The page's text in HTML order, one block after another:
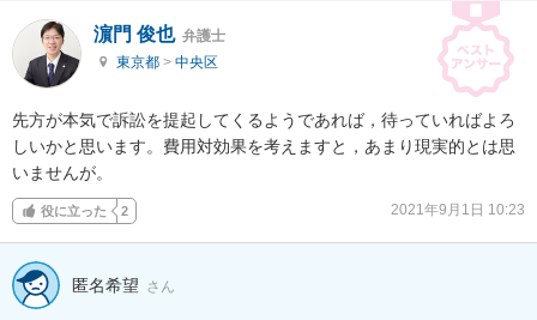
濵門 俊也 弁護士
東京都 > 中央区
先方が本気で訴訟を提起してくるようであれば，待っていればよろ
しいかと思います。費用対効果を考えますと，あまり現実的とは思
いませんが。
役に立った 2 2021年9月1日 10:23
匿名希望 さん